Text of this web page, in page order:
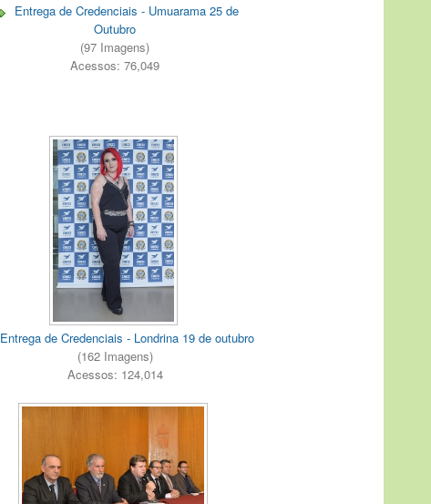
Entrega de Credenciais - Umuarama 25 de
Outubro
(97 Imagens)
Acessos: 76,049
Entrega de Credenciais - Londrina 19 de outubro
(162 Imagens)
Acessos: 124,014